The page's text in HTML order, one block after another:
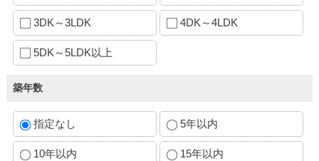
3DK～3LDK 4DK～4LDK
5DK～5LDK以上
築年数
指定なし 5年以内
10年以内 15年以内